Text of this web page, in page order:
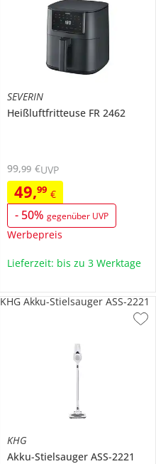
SEVERIN
Heißluftfritteuse FR 2462
49,99 €
- 50% gegenüber UVP
Werbepreis
99,99 €UVP
Lieferzeit: bis zu 3 Werktage
14349
KHG
Akku-Stielsauger ASS-2221
KHG Akku-Stielsauger ASS-2221